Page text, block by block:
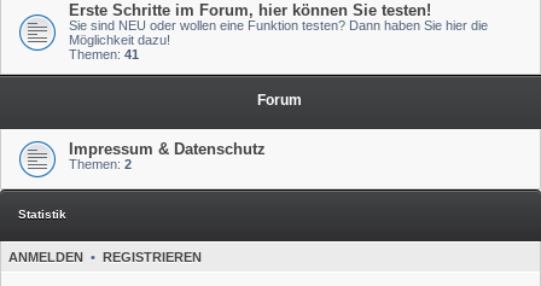
Erste Schritte im Forum, hier können Sie testen!
Sie sind NEU oder wollen eine Funktion testen? Dann haben Sie hier die
Möglichkeit dazu!
Themen: 41
Forum
Impressum & Datenschutz
Themen: 2
Statistik
ANMELDEN • REGISTRIEREN